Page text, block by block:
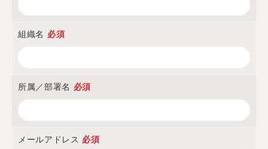
組織名 必須
所属／部署名 必須
メールアドレス 必須